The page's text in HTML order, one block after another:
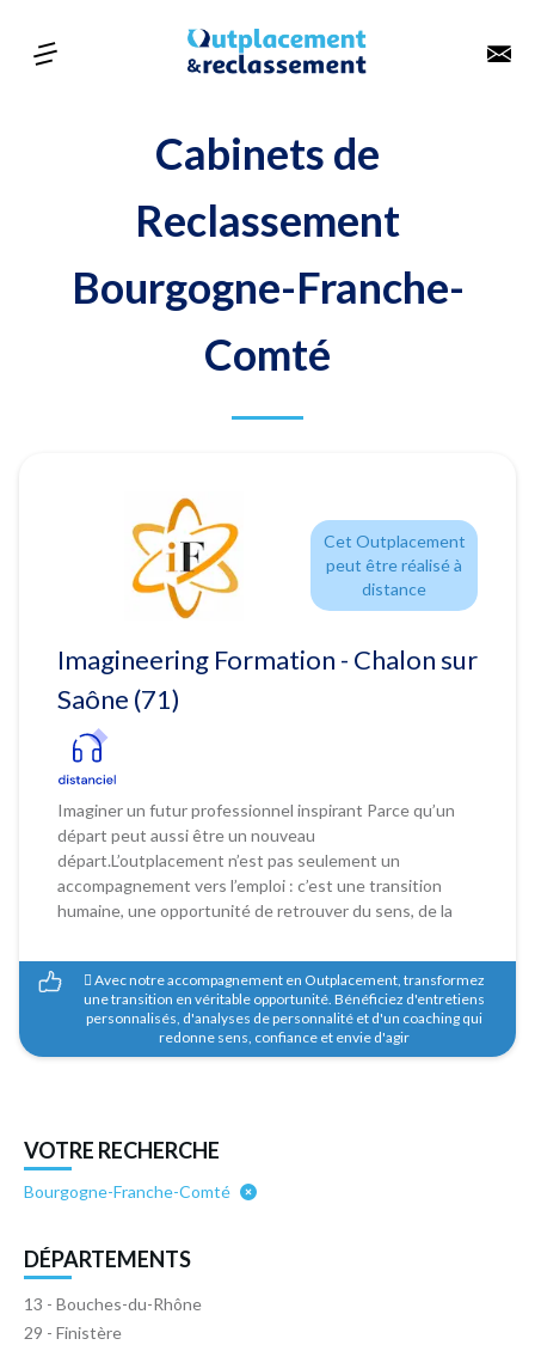
Cabinets de
Reclassement
Bourgogne-Franche-
Comté
VOTRE RECHERCHE
Bourgogne-Franche-Comté
DÉPARTEMENTS
13 - Bouches-du-Rhône
29 - Finistère
Cet Outplacement
peut être réalisé à
distance
Imagineering Formation - Chalon sur
Saône (71)
Imaginer un futur professionnel inspirant Parce qu’un
départ peut aussi être un nouveau
départ.L’outplacement n’est pas seulement un
accompagnement vers l’emploi : c’est une transition
humaine, une opportunité de retrouver du sens, de la
Imagineering Formation, nous croyons qu’un
accompagnement de qualité profite autant au salarié
qu’à l’entreprise.Un départ bien accompagné, c’est : un
collaborateur qui repart avec un projet solide et une
image positive de son employeur, une entreprise qui agit
et ses aspirations : Diagnostic & clarification du projet
professionnel Coaching personnalisé : confiance,
Suivi jusqu’à la concrétisation du nouveau projet (emploi,
collaborateur : Retrouver du sens et de la confiance
Identifier un projet réaliste et motivant Bénéficier
 Avec notre accompagnement en Outplacement, transformez
une transition en véritable opportunité. Bénéficiez d'entretiens
personnalisés, d'analyses de personnalité et d'un coaching qui
redonne sens, confiance et envie d'agir